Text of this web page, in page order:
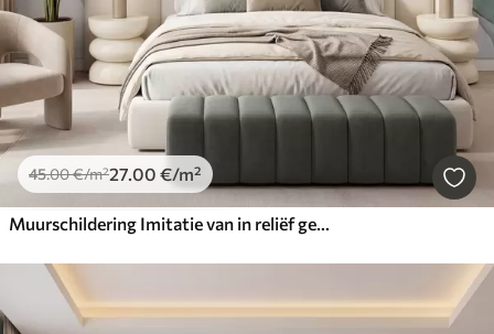
45.00€/m²27.00 €/m²
Muurschildering Imitatie van in reliëf gegoten, fijne beige-groene blaadjes